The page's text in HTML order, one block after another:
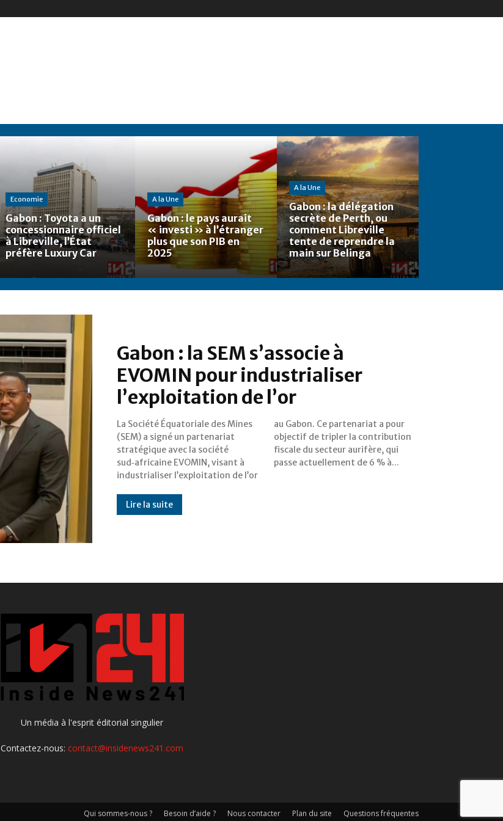
Economie
Gabon : Toyota a un
concessionnaire officiel
à Libreville, l’État
préfère Luxury Car
A la Une
Gabon : le pays aurait
« investi » à l’étranger
plus que son PIB en
2025
A la Une
Gabon : la délégation
secrète de Perth, ou
comment Libreville
tente de reprendre la
main sur Belinga
Gabon : la SEM s’associe à
EVOMIN pour industrialiser
l’exploitation de l’or
La Société Équatoriale des Mines
(SEM) a signé un partenariat
stratégique avec la société
sud‑africaine EVOMIN, visant à
industrialiser l’exploitation de l’or
au Gabon. Ce partenariat a pour
objectif de tripler la contribution
fiscale du secteur aurifère, qui
passe actuellement de 6 % à...
Lire la suite
Un média à l'esprit éditorial singulier
Contactez-nous:contact@insidenews241.com
Qui sommes-nous ? Besoin d’aide ? Nous contacter Plan du site Questions fréquentes